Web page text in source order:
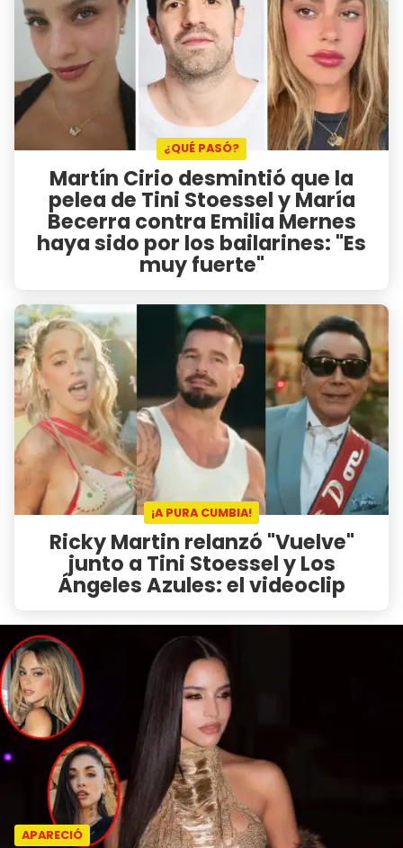
¿QUÉ PASÓ?
Martín Cirio desmintió que la
pelea de Tini Stoessel y María
Becerra contra Emilia Mernes
haya sido por los bailarines: "Es
muy fuerte"
¡A PURA CUMBIA!
Ricky Martin relanzó "Vuelve"
junto a Tini Stoessel y Los
Ángeles Azules: el videoclip
APARECIÓ